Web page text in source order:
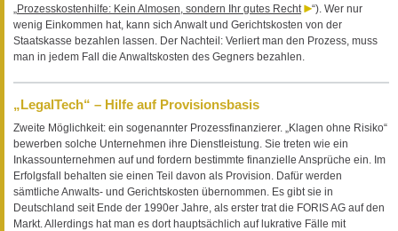
„Prozesskostenhilfe: Kein Almosen, sondern Ihr gutes Recht
“). Wer nur
wenig Einkommen hat, kann sich Anwalt und Gerichtskosten von der
Staatskasse bezahlen lassen. Der Nachteil: Verliert man den Prozess, muss
man in jedem Fall die Anwaltskosten des Gegners bezahlen.
„LegalTech“ – Hilfe auf Provisionsbasis
Zweite Möglichkeit: ein sogenannter Prozessfinanzierer. „Klagen ohne Risiko“
bewerben solche Unternehmen ihre Dienstleistung. Sie treten wie ein
Inkassounternehmen auf und fordern bestimmte finanzielle Ansprüche ein. Im
Erfolgsfall behalten sie einen Teil davon als Provision. Dafür werden
sämtliche Anwalts- und Gerichtskosten übernommen. Es gibt sie in
Deutschland seit Ende der 1990er Jahre, als erster trat die FORIS AG auf den
Markt. Allerdings hat man es dort hauptsächlich auf lukrative Fälle mit